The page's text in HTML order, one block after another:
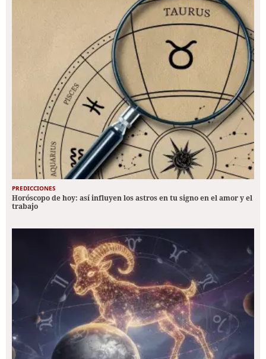
PREDICCIONES
Horóscopo de hoy: así influyen los astros en tu signo en el amor y el
trabajo